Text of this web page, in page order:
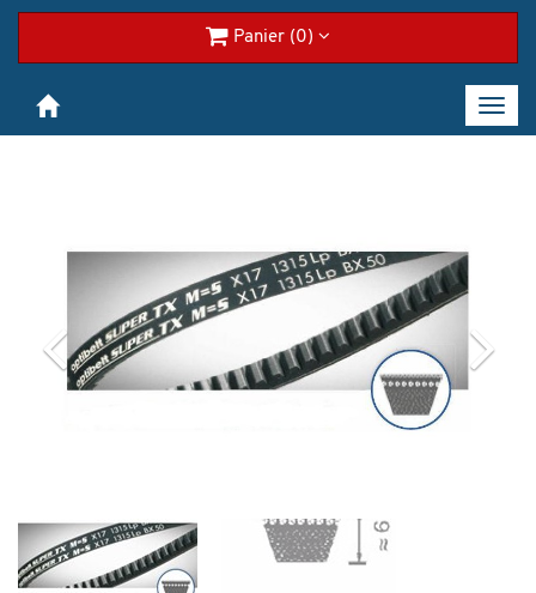
Panier (0)